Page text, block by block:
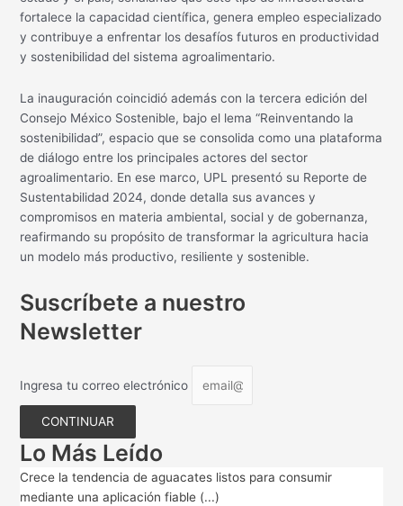
fortalece la capacidad científica, genera empleo especializado
y contribuye a enfrentar los desafíos futuros en productividad
y sostenibilidad del sistema agroalimentario.
La inauguración coincidió además con la tercera edición del
Consejo México Sostenible, bajo el lema “Reinventando la
sostenibilidad”, espacio que se consolida como una plataforma
de diálogo entre los principales actores del sector
agroalimentario. En ese marco, UPL presentó su Reporte de
Sustentabilidad 2024, donde detalla sus avances y
compromisos en materia ambiental, social y de gobernanza,
reafirmando su propósito de transformar la agricultura hacia
un modelo más productivo, resiliente y sostenible.
Suscríbete a nuestro
Newsletter
Ingresa tu correo electrónico
CONTINUAR
Lo Más Leído
Crece la tendencia de aguacates listos para consumir
mediante una aplicación fiable (...)